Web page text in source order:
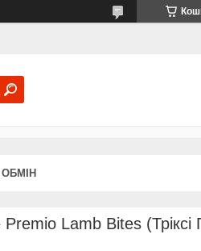
Lamb Bites (Тріксі